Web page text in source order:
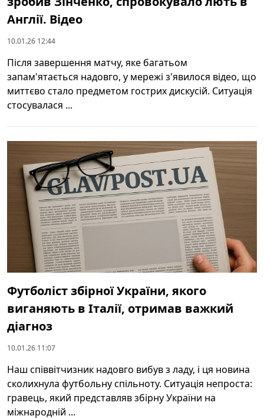
Англії. Відео
10.01.26 12:44
Після завершення матчу, яке багатьом
запам'ятається надовго, у мережі з'явилося відео, що
миттєво стало предметом гострих дискусій. Ситуація
стосувалася ...
Футболіст збірної України, якого
виганяють в Італії, отримав важкий
діагноз
10.01.26 11:07
Наш співвітчизник надовго вибув з ладу, і ця новина
сколихнула футбольну спільноту. Ситуація непроста:
гравець, який представляв збірну України на
міжнародній ...